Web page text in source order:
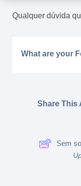
Qualquer dúvida
What are your
Share This
Sem